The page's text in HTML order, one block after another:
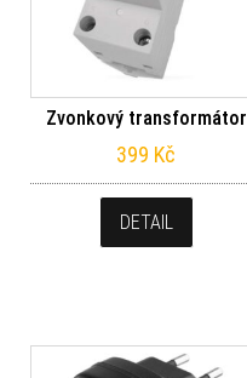
Zvonkový transformátor
399 Kč
DETAIL